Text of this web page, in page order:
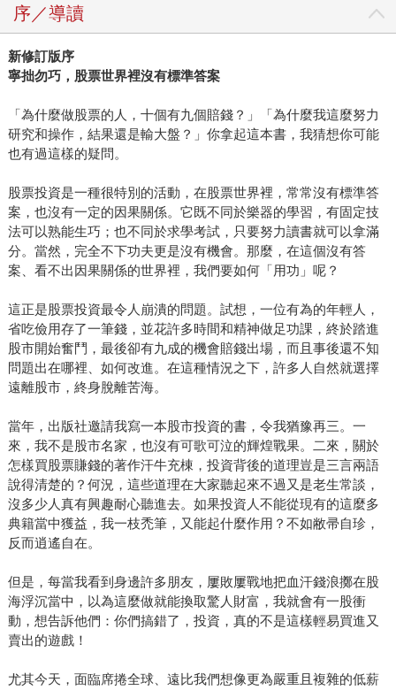
序／導讀
新修訂版序
寧拙勿巧，股票世界裡沒有標準答案
「為什麼做股票的人，十個有九個賠錢？」「為什麼我這麼努力
研究和操作，結果還是輸大盤？」你拿起這本書，我猜想你可能
也有過這樣的疑問。
股票投資是一種很特別的活動，在股票世界裡，常常沒有標準答
案，也沒有一定的因果關係。它既不同於樂器的學習，有固定技
法可以熟能生巧；也不同於求學考試，只要努力讀書就可以拿滿
分。當然，完全不下功夫更是沒有機會。那麼，在這個沒有答
案、看不出因果關係的世界裡，我們要如何「用功」呢？
這正是股票投資最令人崩潰的問題。試想，一位有為的年輕人，
省吃儉用存了一筆錢，並花許多時間和精神做足功課，終於踏進
股市開始奮鬥，最後卻有九成的機會賠錢出場，而且事後還不知
問題出在哪裡、如何改進。在這種情況之下，許多人自然就選擇
遠離股市，終身脫離苦海。
當年，出版社邀請我寫一本股市投資的書，令我猶豫再三。一
來，我不是股市名家，也沒有可歌可泣的輝煌戰果。二來，關於
怎樣買股票賺錢的著作汗牛充棟，投資背後的道理豈是三言兩語
說得清楚的？何況，這些道理在大家聽起來不過又是老生常談，
沒多少人真有興趣耐心聽進去。如果投資人不能從現有的這麼多
典籍當中獲益，我一枝禿筆，又能起什麼作用？不如敝帚自珍，
反而逍遙自在。
但是，每當我看到身邊許多朋友，屢敗屢戰地把血汗錢浪擲在股
海浮沉當中，以為這麼做就能換取驚人財富，我就會有一股衝
動，想告訴他們：你們搞錯了，投資，真的不是這樣輕易買進又
賣出的遊戲！
尤其今天，面臨席捲全球、遠比我們想像更為嚴重且複雜的低薪